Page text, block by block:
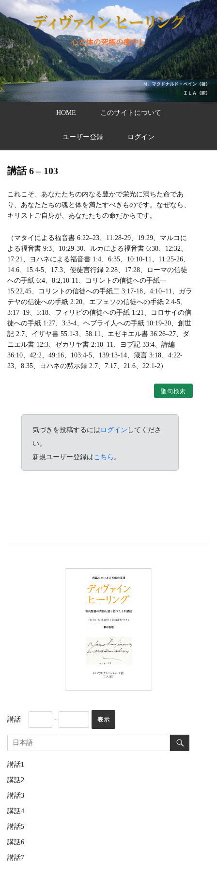
HOME このサイトについて
ユーザー登録 ログイン
講話 6 – 103
これこそ、あなたたちの内なる豊かで栄光に満ちた命であ
り、あなたたちの魂と体を満たすべきものです。なぜなら、
キリストご自身が、あなたたちの命だからです。
（マタイによる福音書 6:22–23、11:28-29、19:29、マルコに
よる福音書 9:3、10:29-30、ルカによる福音書 6:38、12:32、
17:21、ヨハネによる福音書 1:4、6:35、10:10-11、11:25-26、
14:6、15:4-5、17:3、使徒言行録 2:28、17:28、ローマの信徒
への手紙 6:4、8:2,10-11、コリントの信徒への手紙一
15:22,45、コリントの信徒への手紙二 3:17-18、4:10–11、ガラ
テヤの信徒への手紙 2:20、エフェソの信徒への手紙 2:4-5、
3:17–19、5:18、フィリピの信徒への手紙 1:21、コロサイの信
徒への手紙 1:27、3:3-4、ヘブライ人への手紙 10:19-20、創世
記 2:7、イザヤ書 55:1-3、58:11、エゼキエル書 36:26–27、ダ
ニエル書 12:3、ゼカリヤ書 2:10–11、ヨブ記 33:4、詩編
36:10、42:2、49:16、103:4-5、139:13-14、箴言 3:18、4:22-
23、8:35、ヨハネの黙示録 2:7、7:17、21:6、22:1-2）
聖句検索
気づきを投稿するにはログイン してくださ
い。
新規ユーザー登録はこちら 。
講話 -
講話1
講話2
講話3
講話4
講話5
講話6
講話7